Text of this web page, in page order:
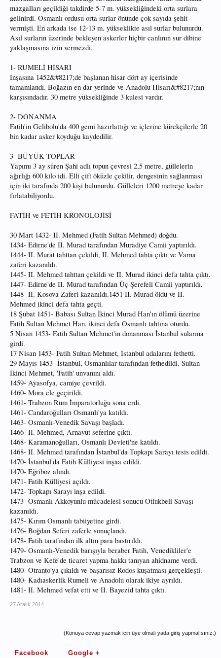
mazgalları geçildiği takdirde 5-7 m. yüksekliğindeki orta surlara
gelinirdi. Osmanlı ordusu orta surlar önünde çok sayıda şehit
vermişti. En arkada ise 12-13 m. yükseklikte asıl surlar bulunurdu.
Asıl surların üzerinde bekleyen askerler hiçbir canlının sur dibine
yaklaşmasına izin vermezdi.
1- RUMELİ HİSARI
İnşasına 1452&#8217;de başlanan hisar dört ay içerisinde
tamamlandı. Boğazın en dar yerinde ve Anadolu Hisarı&#8217;nın
karşısındadır. 30 metre yüksekliğinde 3 kulesi vardır.
2- DONANMA
Fatih'in Gelibolu'da 400 gemi hazırlattığı ve içlerine kürekçilerle 20
bin kadar asker koyduğu kaydedilir.
3- BÜYÜK TOPLAR
Yapımı 3 ay süren Şahi adlı topun çevresi 2,5 metre, güllelerin
ağırlığı 600 kilo idi. Elli çift öküzle çekilir, dengesinin sağlanması
için iki tarafında 200 kişi bulunurdu. Gülleleri 1200 metreye kadar
fırlatabiliyordu.
FATİH ve FETİH KRONOLOJİSİ
30 Mart 1432- II. Mehmed (Fatih Sultan Mehmed) doğdu.
1434- Edirne'de II. Murad tarafından Muradiye Camii yaptırıldı.
1444- II. Murat tahttan çekildi, II. Mehmed tahta çıktı ve Varna
zaferi kazanıldı.
1445- II. Mehmed tahttan çekildi ve II. Murad ikinci defa tahta çıktı.
1447- Edirne'de II. Murad tarafından Üç Şerefeli Camii yaptırıldı.
1448- II. Kosova Zaferi kazanıldı.1451 II. Murad öldü ve II.
Mehmed ikinci defa tahta geçti.
18 Şubat 1451- Babası Sultan İkinci Murad Han'ın ölümü üzerine
Fatih Sultan Mehmet Han, ikinci defa Osmanlı tahtına oturdu.
5 Nisan 1453- Fatih Sultan Mehmet'in donanması İstanbul sularına
girdi.
17 Nisan 1453- Fatih Sultan Mehmet, İstanbul adalarını fethetti.
29 Mayıs 1453- İstanbul, Osmanlılar tarafından fethedildi. Sultan
İkinci Mehmet, 'Fatih' unvanını aldı.
1459- Ayasofya, camiye çevrildi.
1460- Mora ele geçirildi.
1461- Trabzon Rum İmparatorluğu sona erdi.
1461- Candaroğulları Osmanlı'ya katıldı.
1463- Osmanlı-Venedik Savaşı başladı.
1466- II. Mehmed, Arnavut seferine çıktı.
1468- Karamanoğulları, Osmanlı Devleti'ne katıldı.
1468- II. Mehmed tarafından İstanbul'da Topkapı Sarayı tesis edildi.
1470- İstanbul'da Fatih Külliyesi inşaa edildi.
1470- Eğriboz alındı.
1471- Fatih Külliyesi açıldı.
1472- Topkapı Sarayı inşa edildi.
1473- Osmanlı Akkoyunlu mücadelesi sonucu Otlukbeli Savaşı
kazanıldı.
1475- Kırım Osmanlı tabiiyetine girdi.
1476- Boğdan Seferi zaferle sonuçlandı.
1478- Fatih tarafından ilk altın para bastırıldı.
1479- Osmanlı-Venedik barışıyla beraber Fatih, Venedikliler'e
Trabzon ve Kefe'de ticaret yapma hakkı tanıyan ahidname verdi.
1480- Otranto'ya çıkıldı ve başarısız Rodos kuşatması gerçekleşti.
1480- Kadıaskerlik Rumeli ve Anadolu olarak ikiye ayrıldı.
1481- II. Mehmed vefat etti ve II. Bayezid tahta çıktı.
27 Aralık 2014
(Konuya cevap yazmak için üye olmalı yada giriş yapmalısınız.)
Facebook Google +